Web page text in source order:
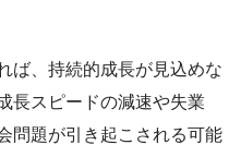
ば、持続的成長が見込めな
長スピードの減速や失業
問題が引き起こされる可能